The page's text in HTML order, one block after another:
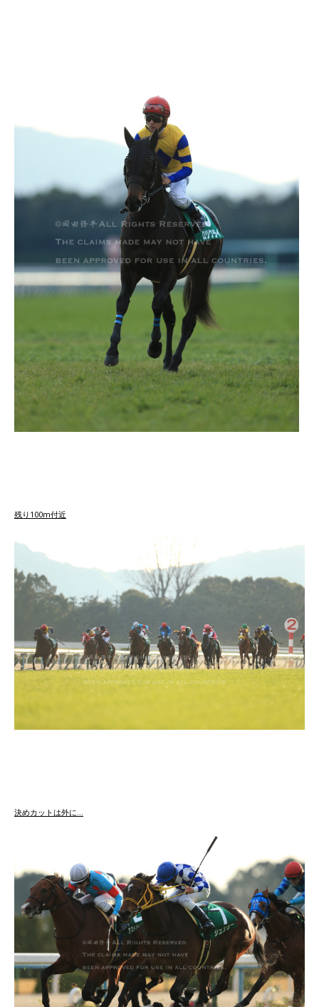
残り100m付近
決めカットは外に…